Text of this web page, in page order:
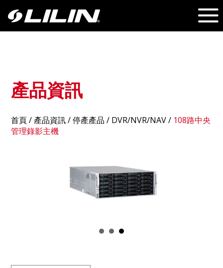
產品資訊
首頁/產品資訊/ 停產產品 / DVR/NVR/NAV/ 108路中央
管理錄影主機